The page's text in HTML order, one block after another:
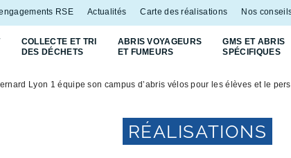
COLLECTE ET TRI
DES DÉCHETS
ABRIS VOYAGEURS
ET FUMEURS
GMS ET ABRIS
SPÉCIFIQUES
RSE Actualités Carte des réalisations Nos
Lyon 1 équipe son campus d’abris vélos pour les élèves et le
RÉALISATIONS